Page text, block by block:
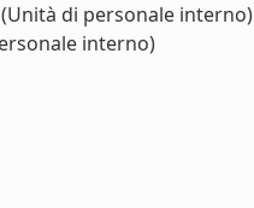
(Unità di personale interno)
interno)